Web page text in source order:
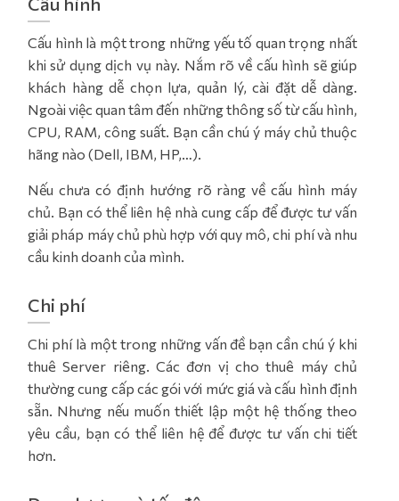
Cấu hình là một trong những yếu tố quan trọng nhất
khi sử dụng dịch vụ này. Nắm rõ về cấu hình sẽ giúp
khách hàng dễ chọn lựa, quản lý, cài đặt dễ dàng.
Ngoài việc quan tâm đến những thông số từ cấu hình,
CPU, RAM, công suất. Bạn cần chú ý máy chủ thuộc
hãng nào (Dell, IBM, HP,…).
Nếu chưa có định hướng rõ ràng về cấu hình máy
chủ. Bạn có thể liên hệ nhà cung cấp để được tư vấn
giải pháp máy chủ phù hợp với quy mô, chi phí và nhu
cầu kinh doanh của mình.
Chi phí
Chi phí là một trong những vấn đề bạn cần chú ý khi
thuê Server riêng. Các đơn vị cho thuê máy chủ
thường cung cấp các gói với mức giá và cấu hình định
sẵn. Nhưng nếu muốn thiết lập một hệ thống theo
yêu cầu, bạn có thể liên hệ để được tư vấn chi tiết
hơn.